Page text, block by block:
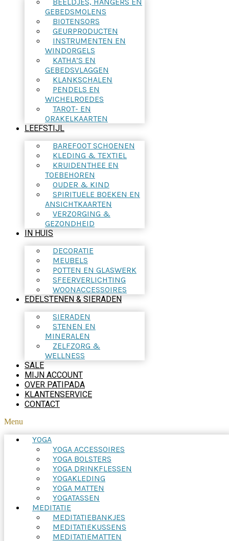
GEBEDSMOLENS
BIOTENSORS
GEURPRODUCTEN
INSTRUMENTEN EN
WINDORGELS
KATHA’S EN
GEBEDSVLAGGEN
KLANKSCHALEN
PENDELS EN
WICHELROEDES
TAROT- EN
ORAKELKAARTEN
LEEFSTIJL
BAREFOOT SCHOENEN
KLEDING & TEXTIEL
KRUIDENTHEE EN
TOEBEHOREN
OUDER & KIND
SPIRITUELE BOEKEN EN
ANSICHTKAARTEN
VERZORGING &
GEZONDHEID
IN HUIS
DECORATIE
MEUBELS
POTTEN EN GLASWERK
SFEERVERLICHTING
WOONACCESSOIRES
EDELSTENEN & SIERADEN
SIERADEN
STENEN EN
MINERALEN
ZELFZORG &
WELLNESS
SALE
MIJN ACCOUNT
OVER PATIPADA
KLANTENSERVICE
CONTACT
Menu
YOGA
YOGA ACCESSOIRES
YOGA BOLSTERS
YOGA DRINKFLESSEN
YOGAKLEDING
YOGA MATTEN
YOGATASSEN
MEDITATIE
MEDITATIEBANKJES
MEDITATIEKUSSENS
MEDITATIEMATTEN